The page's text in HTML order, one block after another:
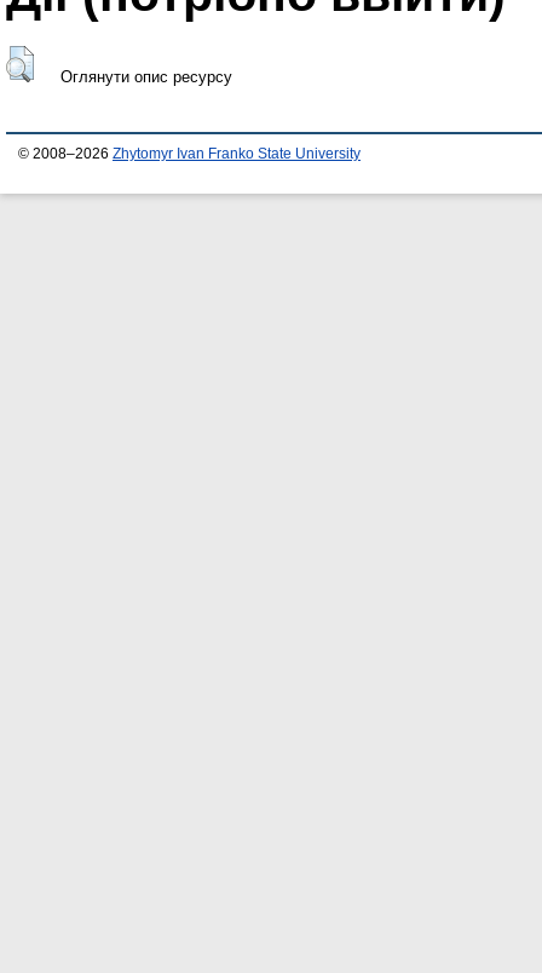
Оглянути опис ресурсу
© 2008–2026 Zhytomyr Ivan Franko State University